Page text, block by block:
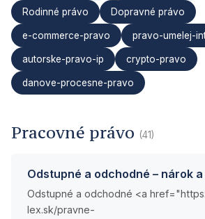
Rodinné právo Dopravné právo
e-commerce-pravo pravo-umelej-
autorske-pravo-ip crypto-pravo
danove-procesne-pravo
Pracovné právo (41)
Odstupné a odchodné – nárok
Odstupné a odchodné <a
lex.sk/pravne-